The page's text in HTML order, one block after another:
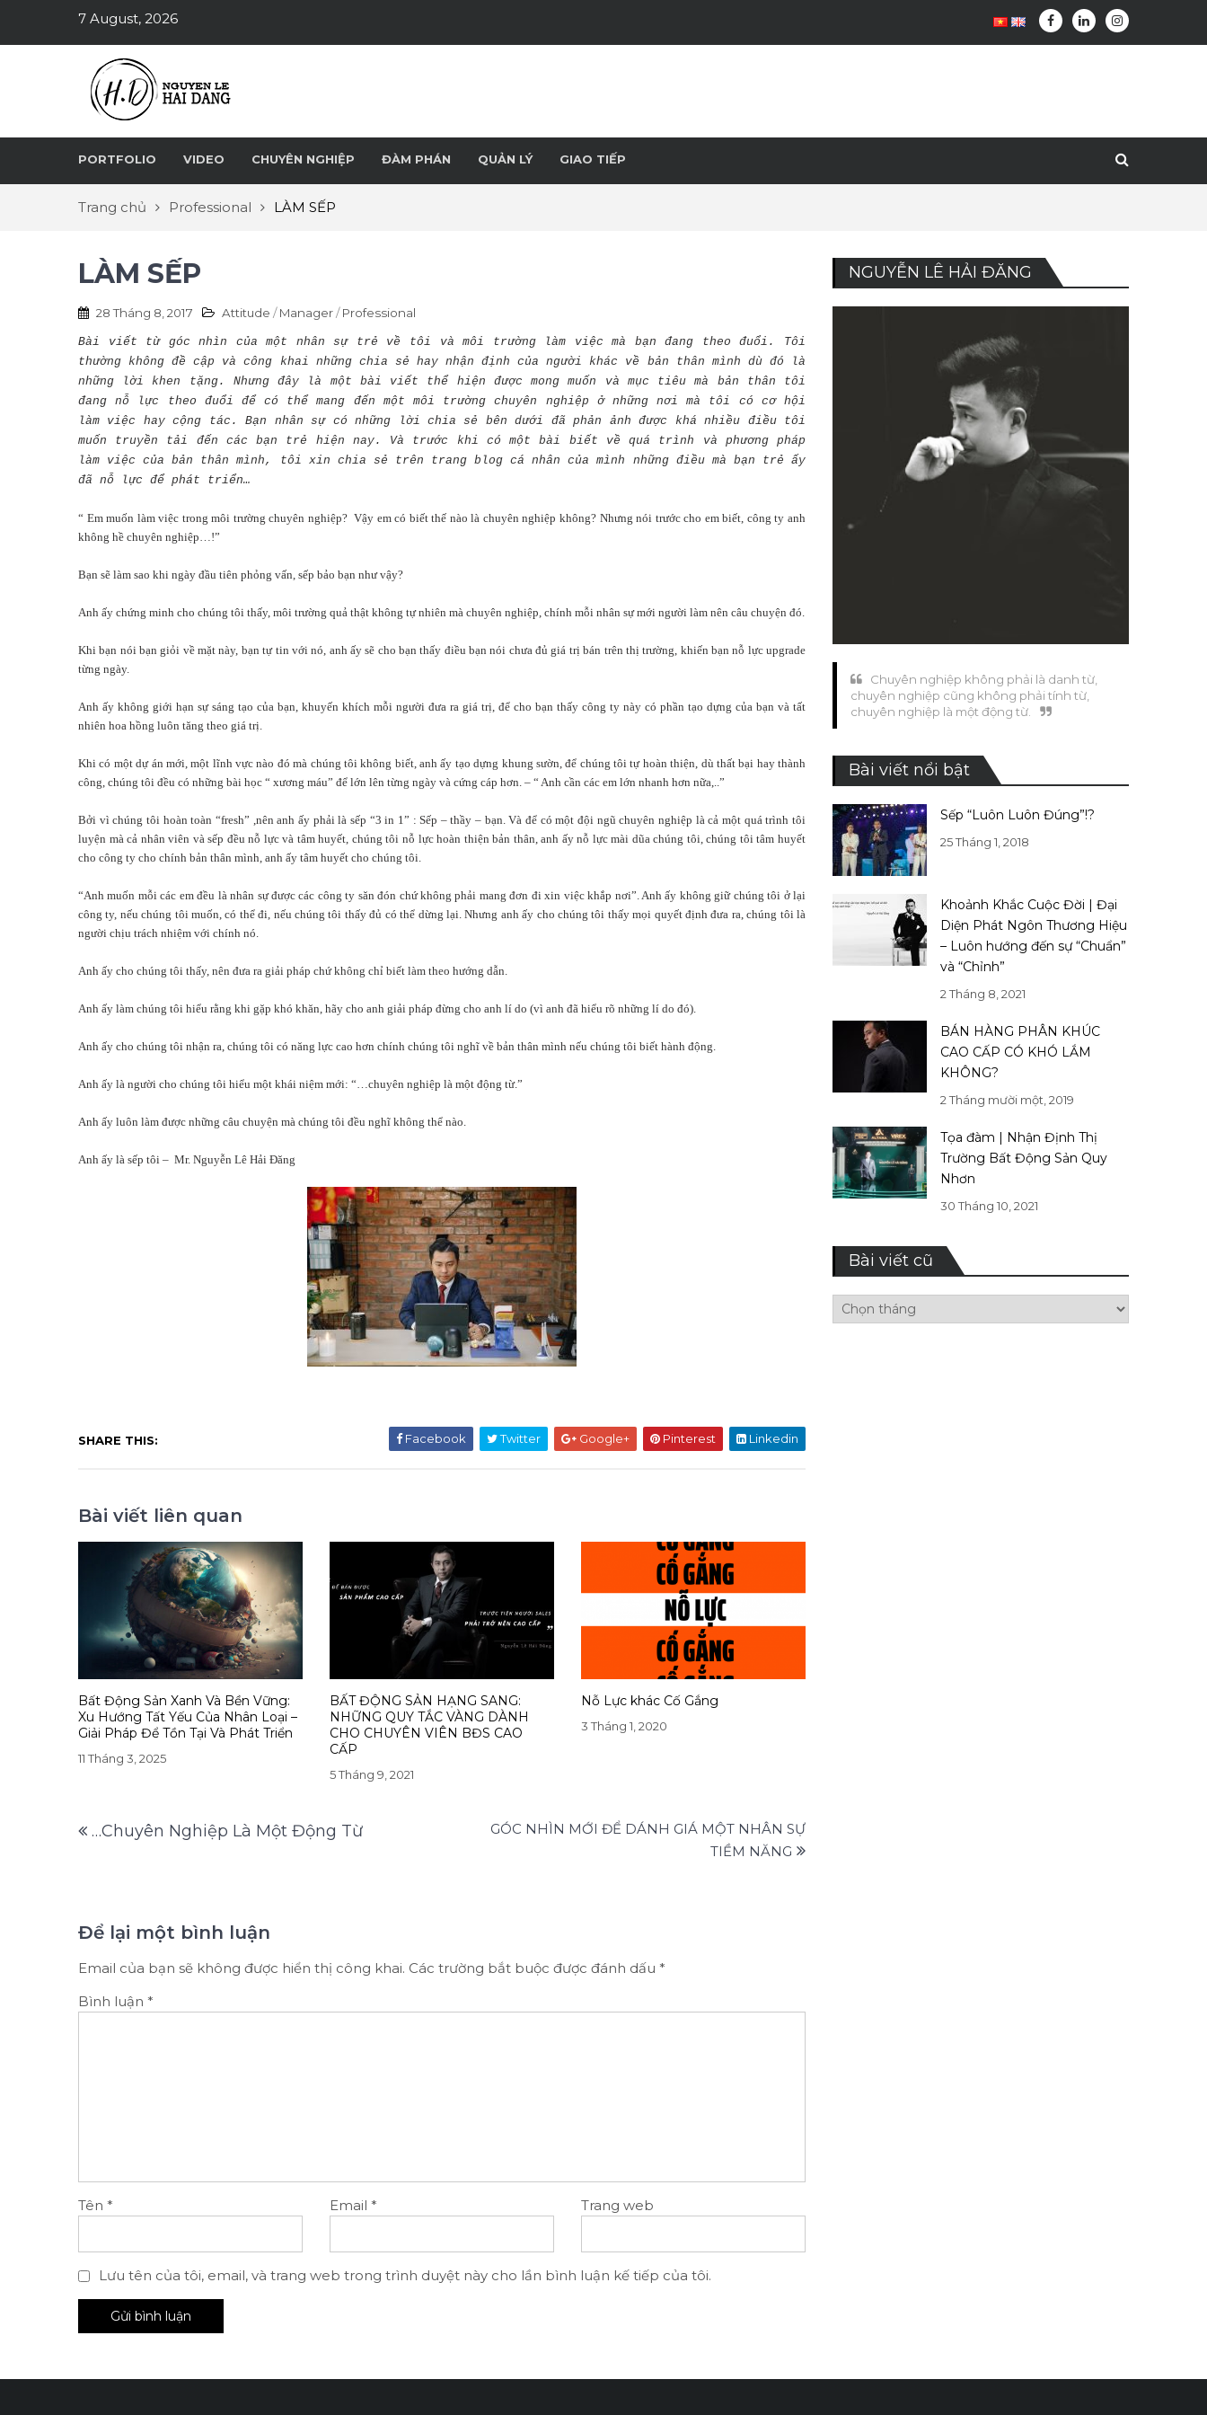
7 August, 2026
PORTFOLIO VIDEO CHUYÊN NGHIỆP ĐÀM PHÁN QUẢN LÝ GIAO TIẾP
Trang chủ Professional LÀM SẾP
LÀM SẾP
28 Tháng 8, 2017 Attitude /Manager/Professional
Bài viết từ góc nhìn của một nhân sự trẻ về tôi và môi trường làm việc mà bạn đang theo đuổi. Tôi
thường không đề cập và công khai những chia sẻ hay nhận định của người khác về bản thân mình dù đó là
những lời khen tặng. Nhưng đây là một bài viết thể hiện được mong muốn và mục tiêu mà bản thân tôi
đang nỗ lực theo đuổi để có thể mang đến một môi trường chuyên nghiệp ở những nơi mà tôi có cơ hội
làm việc hay cộng tác. Bạn nhân sự có những lời chia sẻ bên dưới đã phản ảnh được khá nhiều điều tôi
muốn truyền tải đến các bạn trẻ hiện nay. Và trước khi có một bài biết về quá trình và phương pháp
làm việc của bản thân mình, tôi xin chia sẻ trên trang blog cá nhân của mình những điều mà bạn trẻ ấy
đã nỗ lực để phát triển…
“ Em muốn làm việc trong môi trường chuyên nghiệp? Vậy em có biết thế nào là chuyên nghiệp không? Nhưng nói trước cho em biết, công ty anh
không hề chuyên nghiệp…!”
Bạn sẽ làm sao khi ngày đầu tiên phỏng vấn, sếp bảo bạn như vậy?
Anh ấy chứng minh cho chúng tôi thấy, môi trường quả thật không tự nhiên mà chuyên nghiệp, chính mỗi nhân sự mới người làm nên câu chuyện đó.
Khi bạn nói bạn giỏi về mặt này, bạn tự tin với nó, anh ấy sẽ cho bạn thấy điều bạn nói chưa đủ giá trị bán trên thị trường, khiến bạn nỗ lực upgrade
từng ngày.
Anh ấy không giới hạn sự sáng tạo của bạn, khuyến khích mỗi người đưa ra giá trị, để cho bạn thấy công ty này có phần tạo dựng của bạn và tất
nhiên hoa hồng luôn tăng theo giá trị.
Khi có một dự án mới, một lĩnh vực nào đó mà chúng tôi không biết, anh ấy tạo dựng khung sườn, để chúng tôi tự hoàn thiện, dù thất bại hay thành
công, chúng tôi đều có những bài học “ xương máu” để lớn lên từng ngày và cứng cáp hơn. – “ Anh cần các em lớn nhanh hơn nữa,..”
Bởi vì chúng tôi hoàn toàn “fresh” ,nên anh ấy phải là sếp “3 in 1” : Sếp – thầy – bạn. Và để có một đội ngũ chuyên nghiệp là cả một quá trình tôi
luyện mà cả nhân viên và sếp đều nỗ lực và tâm huyết, chúng tôi nỗ lực hoàn thiện bản thân, anh ấy nỗ lực mài dũa chúng tôi, chúng tôi tâm huyết
cho công ty cho chính bản thân mình, anh ấy tâm huyết cho chúng tôi.
“Anh muốn mỗi các em đều là nhân sự được các công ty săn đón chứ không phải mang đơn đi xin việc khắp nơi”. Anh ấy không giữ chúng tôi ở lại
công ty, nếu chúng tôi muốn, có thể đi, nếu chúng tôi thấy đủ có thể dừng lại. Nhưng anh ấy cho chúng tôi thấy mọi quyết định đưa ra, chúng tôi là
người chịu trách nhiệm với chính nó.
Anh ấy cho chúng tôi thấy, nên đưa ra giải pháp chứ không chỉ biết làm theo hướng dẫn.
Anh ấy làm chúng tôi hiểu rằng khi gặp khó khăn, hãy cho anh giải pháp đừng cho anh lí do (vì anh đã hiểu rõ những lí do đó).
Anh ấy cho chúng tôi nhận ra, chúng tôi có năng lực cao hơn chính chúng tôi nghĩ về bản thân mình nếu chúng tôi biết hành động.
Anh ấy là người cho chúng tôi hiểu một khái niệm mới: “…chuyên nghiệp là một động từ.”
Anh ấy luôn làm được những câu chuyện mà chúng tôi đều nghĩ không thể nào.
Anh ấy là sếp tôi – Mr. Nguyễn Lê Hải Đăng
SHARE THIS: Facebook Twitter Google+ Pinterest Linkedin
Bài viết liên quan
Bất Động Sản Xanh Và Bền Vững:
Xu Hướng Tất Yếu Của Nhân Loại –
Giải Pháp Để Tồn Tại Và Phát Triển
11 Tháng 3, 2025
BẤT ĐỘNG SẢN HẠNG SANG:
NHỮNG QUY TẮC VÀNG DÀNH
CHO CHUYÊN VIÊN BĐS CAO
CẤP
5 Tháng 9, 2021
Nỗ Lực khác Cố Gắng
3 Tháng 1, 2020
hướng
…Chuyên Nghiệp Là Một Động Từ
GÓC NHÌN MỚI ĐỂ DÁNH GIÁ MỘT NHÂN SỰ
TIỀM NĂNG
Để lại một bình luận
Email của bạn sẽ không được hiển thị công khai. Các trường bắt buộc được đánh dấu *
Bình luận *
Tên * Email * Trang web
Lưu tên của tôi, email, và trang web trong trình duyệt này cho lần bình luận kế tiếp của tôi.
NGUYỄN LÊ HẢI ĐĂNG
Chuyên nghiệp không phải là danh từ,
chuyên nghiệp cũng không phải tính từ,
chuyên nghiệp là một động từ.
Bài viết nổi bật
Sếp “Luôn Luôn Đúng”!?
25 Tháng 1, 2018
Khoảnh Khắc Cuộc Đời | Đại
Diện Phát Ngôn Thương Hiệu
– Luôn hướng đến sự “Chuẩn”
và “Chỉnh”
2 Tháng 8, 2021
BÁN HÀNG PHÂN KHÚC
CAO CẤP CÓ KHÓ LẮM
KHÔNG?
2 Tháng mười một, 2019
Tọa đàm | Nhận Định Thị
Trường Bất Động Sản Quy
Nhơn
30 Tháng 10, 2021
Bài viết cũ
Bài
viết